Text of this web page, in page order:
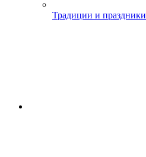
Традиции и праздники